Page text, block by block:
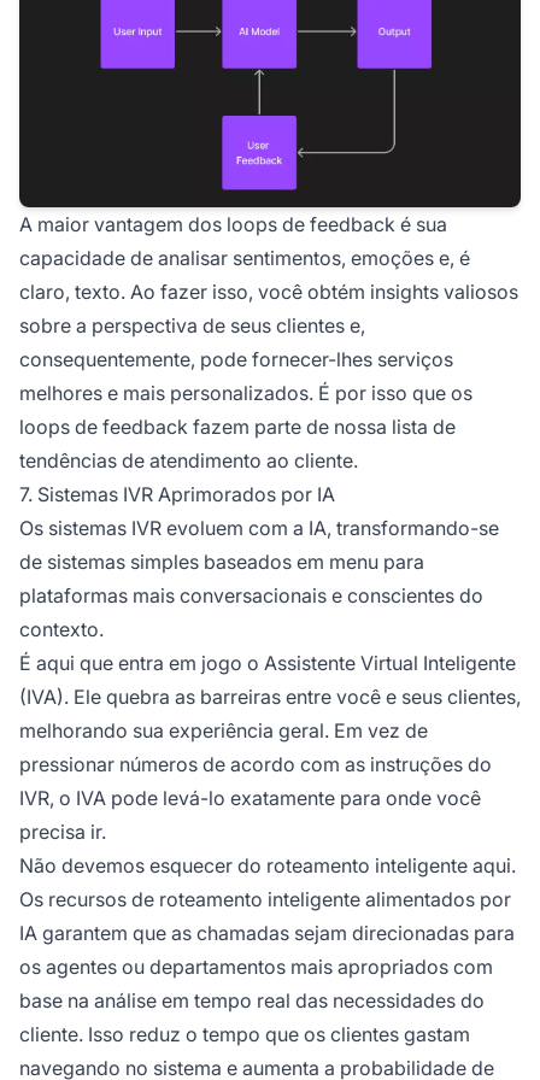
A maior vantagem dos loops de feedback é sua
capacidade de analisar sentimentos, emoções e, é
claro, texto. Ao fazer isso, você obtém insights valiosos
sobre a perspectiva de seus clientes e,
consequentemente, pode fornecer-lhes serviços
melhores e mais personalizados. É por isso que os
loops de feedback fazem parte de nossa lista de
tendências de atendimento ao cliente.
7. Sistemas IVR Aprimorados por IA
Os sistemas IVR evoluem com a IA, transformando-se
de sistemas simples baseados em menu para
plataformas mais conversacionais e conscientes do
contexto.
É aqui que entra em jogo o Assistente Virtual Inteligente
(IVA). Ele quebra as barreiras entre você e seus clientes,
melhorando sua experiência geral. Em vez de
pressionar números de acordo com as instruções do
IVR, o IVA pode levá-lo exatamente para onde você
precisa ir.
Não devemos esquecer do roteamento inteligente aqui.
Os recursos de roteamento inteligente alimentados por
IA garantem que as chamadas sejam direcionadas para
os agentes ou departamentos mais apropriados com
base na análise em tempo real das necessidades do
cliente. Isso reduz o tempo que os clientes gastam
navegando no sistema e aumenta a probabilidade de